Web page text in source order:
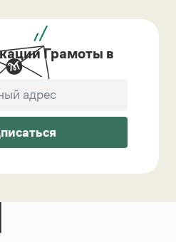
Грамоты в